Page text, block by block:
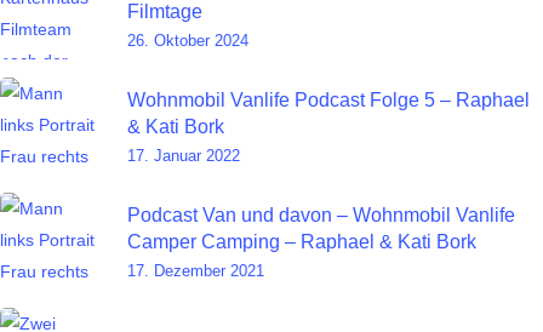
Filmtage
26. Oktober 2024
Wohnmobil Vanlife Podcast Folge 5 – Raphael
& Kati Bork
17. Januar 2022
Podcast Van und davon – Wohnmobil Vanlife
Camper Camping – Raphael & Kati Bork
17. Dezember 2021